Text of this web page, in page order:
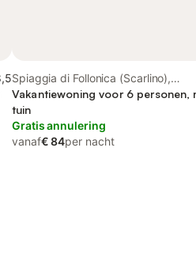
Spiaggia di Follonica (Scarlino),
Follonica
Vakantiewoning voor 6 personen,
tuin
Gratis annulering
vanaf€ 84per nacht